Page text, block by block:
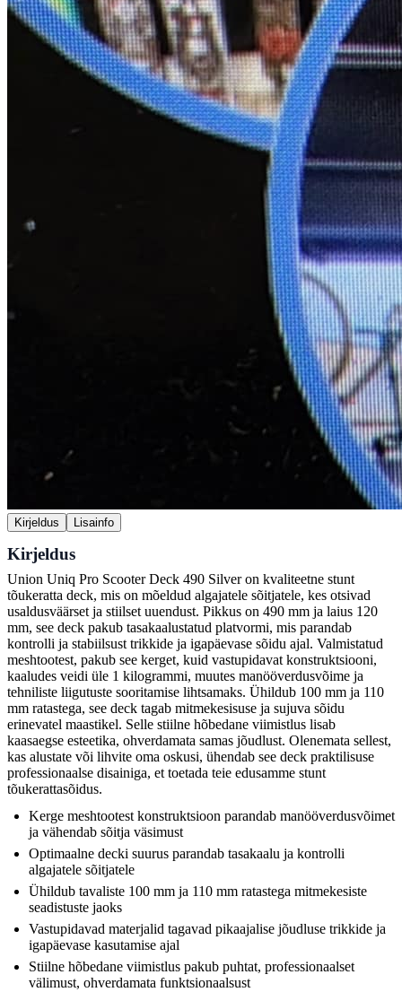
Kirjeldus Lisainfo
Kirjeldus
Union Uniq Pro Scooter Deck 490 Silver on kvaliteetne stunt
tõukeratta deck, mis on mõeldud algajatele sõitjatele, kes otsivad
usaldusväärset ja stiilset uuendust. Pikkus on 490 mm ja laius 120
mm, see deck pakub tasakaalustatud platvormi, mis parandab
kontrolli ja stabiilsust trikkide ja igapäevase sõidu ajal. Valmistatud
meshtootest, pakub see kerget, kuid vastupidavat konstruktsiooni,
kaaludes veidi üle 1 kilogrammi, muutes manööverdusvõime ja
tehniliste liigutuste sooritamise lihtsamaks. Ühildub 100 mm ja 110
mm ratastega, see deck tagab mitmekesisuse ja sujuva sõidu
erinevatel maastikel. Selle stiilne hõbedane viimistlus lisab
kaasaegse esteetika, ohverdamata samas jõudlust. Olenemata sellest,
kas alustate või lihvite oma oskusi, ühendab see deck praktilisuse
professionaalse disainiga, et toetada teie edusamme stunt
tõukerattasõidus.
Kerge meshtootest konstruktsioon parandab manööverdusvõimet
ja vähendab sõitja väsimust
Optimaalne decki suurus parandab tasakaalu ja kontrolli
algajatele sõitjatele
Ühildub tavaliste 100 mm ja 110 mm ratastega mitmekesiste
seadistuste jaoks
Vastupidavad materjalid tagavad pikaajalise jõudluse trikkide ja
igapäevase kasutamise ajal
Stiilne hõbedane viimistlus pakub puhtat, professionaalset
välimust, ohverdamata funktsionaalsust